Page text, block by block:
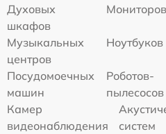
Духовых
шкафов
Мониторов
Музыкальных
центров
Ноутбуков
Посудомоечных
машин
Роботов-
пылесосов
Камер
видеонаблюдения
систем